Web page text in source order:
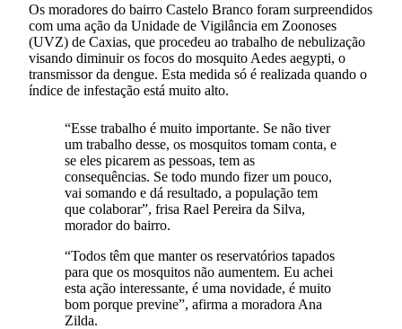
Os moradores do bairro Castelo Branco foram surpreendidos
com uma ação da Unidade de Vigilância em Zoonoses
(UVZ) de Caxias, que procedeu ao trabalho de nebulização
visando diminuir os focos do mosquito Aedes aegypti, o
transmissor da dengue. Esta medida só é realizada quando o
índice de infestação está muito alto.
“Esse trabalho é muito importante. Se não tiver
um trabalho desse, os mosquitos tomam conta, e
se eles picarem as pessoas, tem as
consequências. Se todo mundo fizer um pouco,
vai somando e dá resultado, a população tem
que colaborar”, frisa Rael Pereira da Silva,
morador do bairro.
“Todos têm que manter os reservatórios tapados
para que os mosquitos não aumentem. Eu achei
esta ação interessante, é uma novidade, é muito
bom porque previne”, afirma a moradora Ana
Zilda.